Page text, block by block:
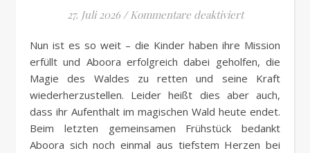
27. Juli 2026 / Kommentare deaktiviertfür 2026
Nun ist es so weit – die Kinder haben ihre Mission
erfüllt und Aboora erfolgreich dabei geholfen, die
Magie des Waldes zu retten und seine Kraft
wiederherzustellen. Leider heißt dies aber auch,
dass ihr Aufenthalt im magischen Wald heute endet.
Beim letzten gemeinsamen Frühstück bedankt
Aboora sich noch einmal aus tiefstem Herzen bei